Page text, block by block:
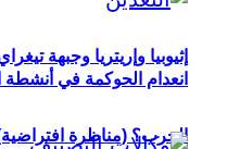
إثيوبيا وإريتريا وجبهة
الحرب؟ (مناظرة
انعدام الحوكمة في